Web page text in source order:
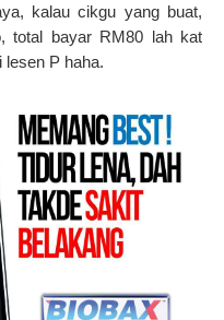
kalau cikgu yang buat,
total bayar RM80 lah kat
P haha.